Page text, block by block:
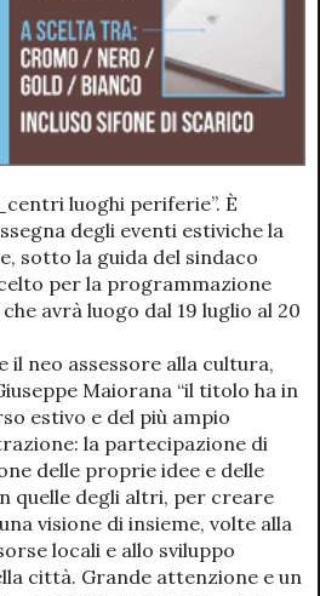
luoghi periferie”. È
degli eventi estiviche la
sotto la guida del sindaco
per la programmazione
avrà luogo dal 19 luglio al 20
il neo assessore alla cultura,
Maiorana “il titolo ha in
estivo e del più ampio
la partecipazione di
delle proprie idee e delle
quelle degli altri, per creare
visione di insieme, volte alla
locali e allo sviluppo
città. Grande attenzione e un